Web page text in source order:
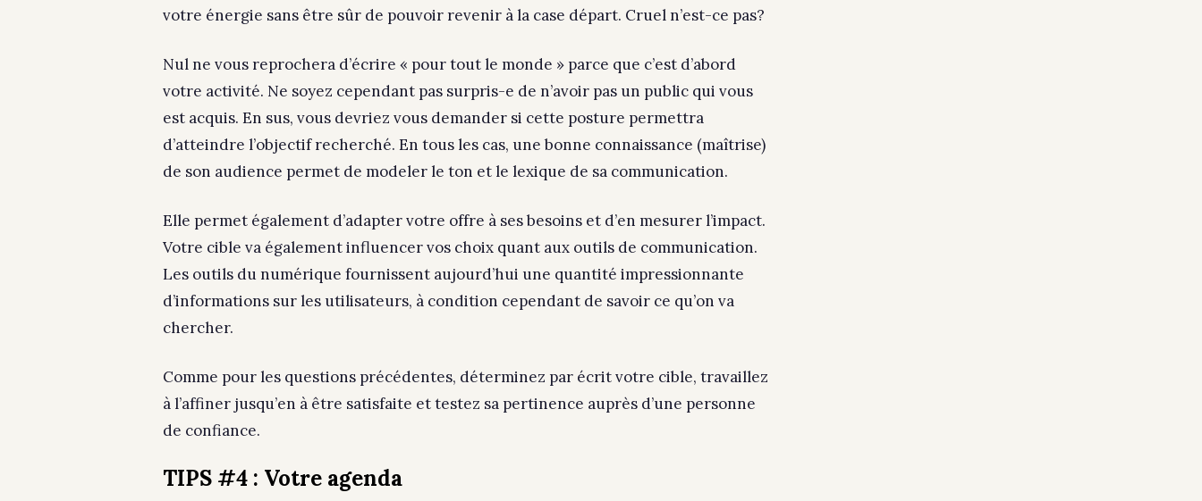
votre énergie sans être sûr de pouvoir revenir à la case départ. Cruel n’est-ce pas?
Nul ne vous reprochera d’écrire « pour tout le monde » parce que c’est d’abord
votre activité. Ne soyez cependant pas surpris-e de n’avoir pas un public qui vous
est acquis. En sus, vous devriez vous demander si cette posture permettra
d’atteindre l’objectif recherché. En tous les cas, une bonne connaissance (maîtrise)
de son audience permet de modeler le ton et le lexique de sa communication.
Elle permet également d’adapter votre offre à ses besoins et d’en mesurer l’impact.
Votre cible va également influencer vos choix quant aux outils de communication.
Les outils du numérique fournissent aujourd’hui une quantité impressionnante
d’informations sur les utilisateurs, à condition cependant de savoir ce qu’on va
chercher.
Comme pour les questions précédentes, déterminez par écrit votre cible, travaillez
à l’affiner jusqu’en à être satisfaite et testez sa pertinence auprès d’une personne
de confiance.
TIPS #4 : Votre agenda